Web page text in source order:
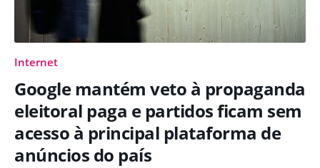
Internet
Google mantém veto à propaganda
eleitoral paga e partidos ficam sem
acesso à principal plataforma de
anúncios do país